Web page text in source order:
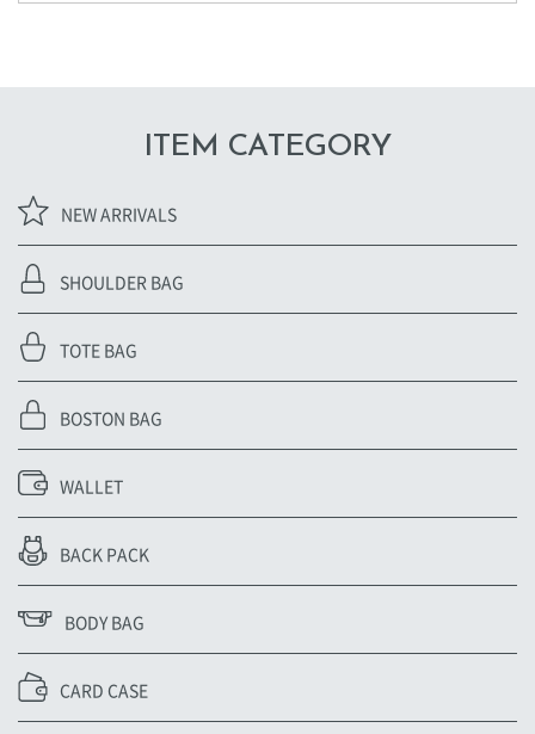
ITEM CATEGORY
NEW ARRIVALS
SHOULDER BAG
TOTE BAG
BOSTON BAG
WALLET
BACK PACK
BODY BAG
CARD CASE